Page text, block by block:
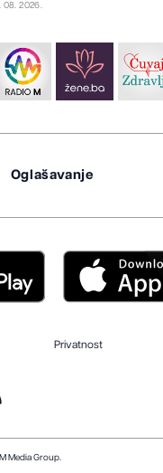
08. 2026.
Oglašavanje
Privatnost
Media Group.